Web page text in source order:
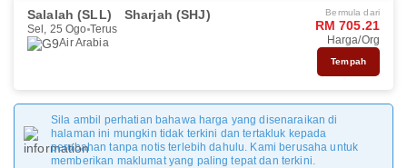
Salalah (SLL) Sharjah (SHJ)
Sel, 25 Ogo Terus
Air Arabia
Bermula dari
RM 705.21
Harga/Org
Tempah
Sila ambil perhatian bahawa harga yang disenaraikan di
halaman ini mungkin tidak terkini dan tertakluk kepada
perubahan tanpa notis terlebih dahulu. Kami berusaha untuk
memberikan maklumat yang paling tepat dan terkini.